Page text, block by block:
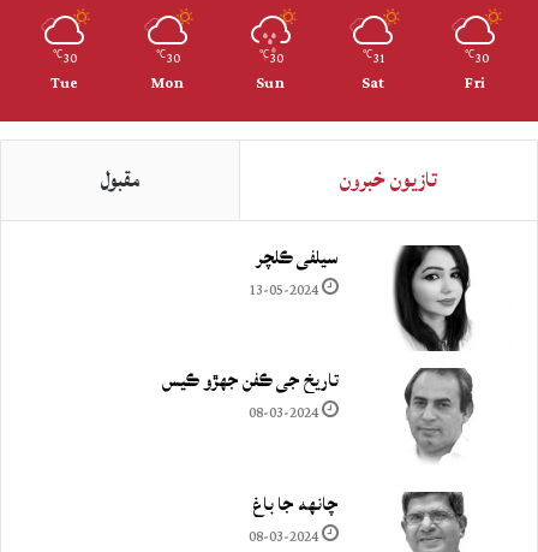
30
℃
Fri
31
℃
Sat
30
℃
Sun
30
℃
Mon
30
℃
Tue
تازيون خبرون مقبول
سيلفي ڪلچر
13-05-2024
تاريخ جي ڪفن جھڙو ڪيس
08-03-2024
چانهه جا باغ
08-03-2024